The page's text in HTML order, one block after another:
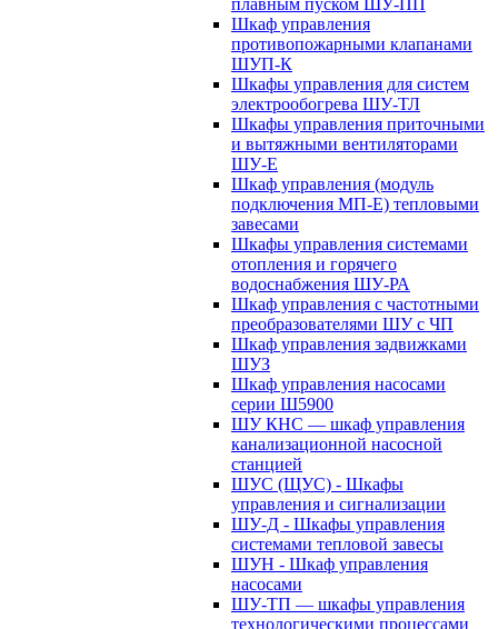
плавным пуском ШУ-ПП
Шкаф управления
противопожарными клапанами
ШУП-К
Шкафы управления для систем
электрообогрева ШУ-ТЛ
Шкафы управления приточными
и вытяжными вентиляторами
ШУ-Е
Шкаф управления (модуль
подключения МП-Е) тепловыми
завесами
Шкафы управления системами
отопления и горячего
водоснабжения ШУ-РА
Шкаф управления с частотными
преобразователями ШУ с ЧП
Шкаф управления задвижками
ШУЗ
Шкаф управления насосами
серии Ш5900
ШУ КНС — шкаф управления
канализационной насосной
станцией
ШУС (ЩУС) - Шкафы
управления и сигнализации
ШУ-Д - Шкафы управления
системами тепловой завесы
ШУН - Шкаф управления
насосами
ШУ-ТП — шкафы управления
технологическими процессами